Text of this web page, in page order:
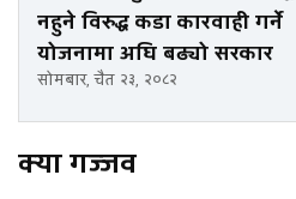
नहुने विरुद्ध कडा कारवाही गर्ने
योजनामा अघि बढ्यो सरकार
सोमबार, चैत २३, २०८२
क्या गज्जव